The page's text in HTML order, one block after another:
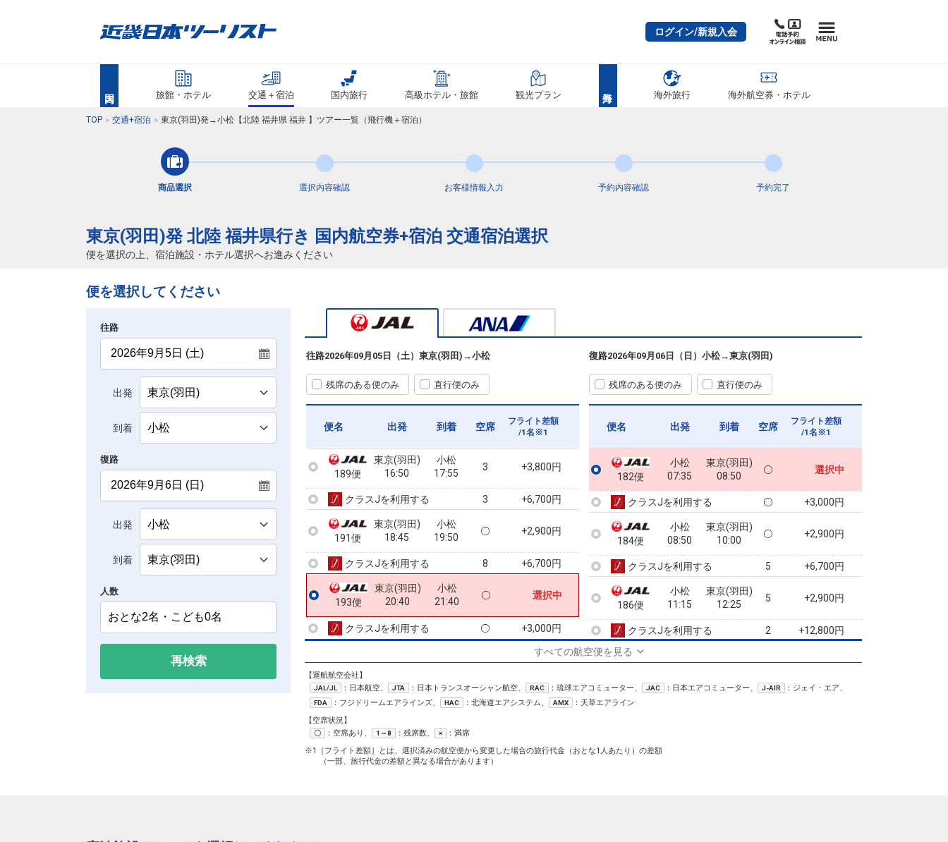
ログイン/新規入会
旅館・ホテル 交通＋宿泊 国内旅行 高級ホテル・旅館 観光プラン 海外旅行 海外航空券・ホテル
TOP 交通+宿泊 東京(羽田)発→小松【北陸 福井県 福井 】ツアー一覧（飛行機＋宿泊）
商品選択 選択内容確認 お客様情報 入力 予約内容確認 予約完了
東京(羽田)発 北陸 福井県行き 国内航空券+宿泊 交通宿泊選択
便を選択の上、宿泊施設・ホテル選択へお進みください
便を選択してください
往路
出発
到着
復路
出発
到着
人数
再検索
往路2026年09月05日（土） 東京(羽田) →小松
残席のある便のみ 直行便のみ
便名 出発 到着 空席
フライト差額
/1名※1
クラスJを利用する 4 +10,200円
東京(羽田)
+7,400円
東京(羽田)
13:05
小松
14:10
+5,400円
クラスJを利用する 3 +12,800円
189便
東京(羽田)
16:50
小松
17:55
3 +3,800円
クラスJを利用する 3 +6,700円
191便
東京(羽田)
18:45
小松
19:50
+2,900円
クラスJを利用する 8 +6,700円
193便
東京(羽田)
20:40
小松
21:40
選択中
クラスJを利用する +3,000円
復路2026年09月06日（日） 小松→東京(羽田)
残席のある便のみ 直行便のみ
便名 出発 到着 空席
フライト差額
/1名※1
182便
小松
07:35
東京(羽田)
08:50
選択中
クラスJを利用する +3,000円
184便
小松
08:50
東京(羽田)
10:00
+2,900円
クラスJを利用する 5 +6,700円
186便
小松
11:15
東京(羽田)
12:25
5 +2,900円
クラスJを利用する 2 +12,800円
+7,400円
クラスJを利用する 7 +19,200円
クラスJを利用する
すべての航空便を見る
【運航航空会社】
JAL/JL ：日本航空、 JTA ：日本トランスオーシャン航空、 RAC ：琉球エアコミューター、 JAC ：日本エアコミューター、 J-AIR ：ジェイ・エア、
FDA ：フジドリームエアラインズ、 HAC ：北海道エアシステム、 AMX
：天草エアライン
【空席状況】
〇 ：空席あり、 1～8 ：残席数、 ×
：満席
※1［フライト差額］とは、選択済みの航空便から変更した場合の旅行代金（おとな1人あたり）の差額
（一部、旅行代金の差額と異なる場合があります）